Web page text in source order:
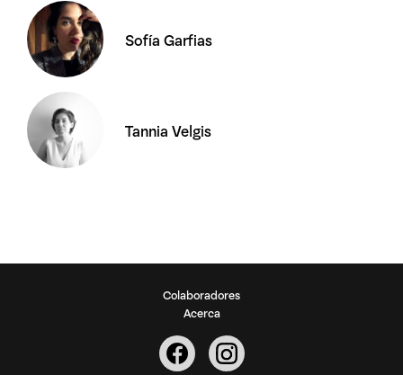
Sofía Garfias
Tannia Velgis
Colaboradores
Acerca